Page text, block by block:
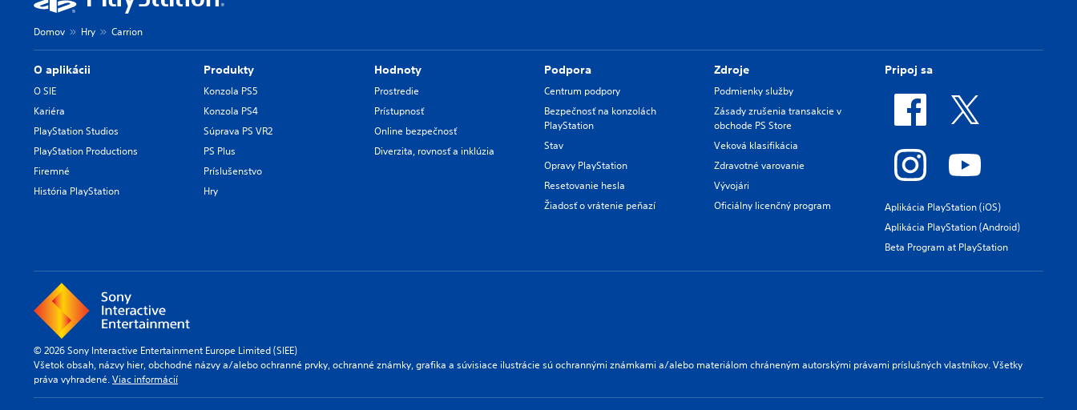
Domov Hry Carrion
O aplikácii
O SIE
Kariéra
PlayStation Studios
PlayStation Productions
Firemné
História PlayStation
Produkty
Konzola PS5
Konzola PS4
Súprava PS VR2
PS Plus
Príslušenstvo
Hry
Hodnoty
Prostredie
Prístupnosť
Online bezpečnosť
Diverzita, rovnosť a inklúzia
Podpora
Centrum podpory
Bezpečnosť na konzolách
PlayStation
Stav
Opravy PlayStation
Resetovanie hesla
Žiadosť o vrátenie peňazí
Zdroje
Podmienky služby
Zásady zrušenia transakcie v
obchode PS Store
Veková klasifikácia
Zdravotné varovanie
Vývojári
Oficiálny licenčný program
Pripoj sa
Aplikácia PlayStation (iOS)
Aplikácia PlayStation (Android)
Beta Program at PlayStation
© 2026 Sony Interactive Entertainment Europe Limited (SIEE)
Všetok obsah, názvy hier, obchodné názvy a/alebo ochranné prvky, ochranné známky, grafika a súvisiace ilustrácie sú ochrannými známkami a/alebo materiálom chráneným autorskými právami príslušných vlastníkov. Všetky
práva vyhradené.Viac informácií